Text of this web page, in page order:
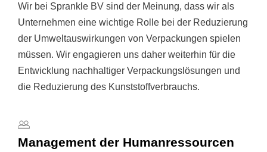
Wir bei Sprankle BV sind der Meinung, dass wir als
Unternehmen eine wichtige Rolle bei der Reduzierung
der Umweltauswirkungen von Verpackungen spielen
müssen. Wir engagieren uns daher weiterhin für die
Entwicklung nachhaltiger Verpackungslösungen und
die Reduzierung des Kunststoffverbrauchs.
Management der Humanressourcen